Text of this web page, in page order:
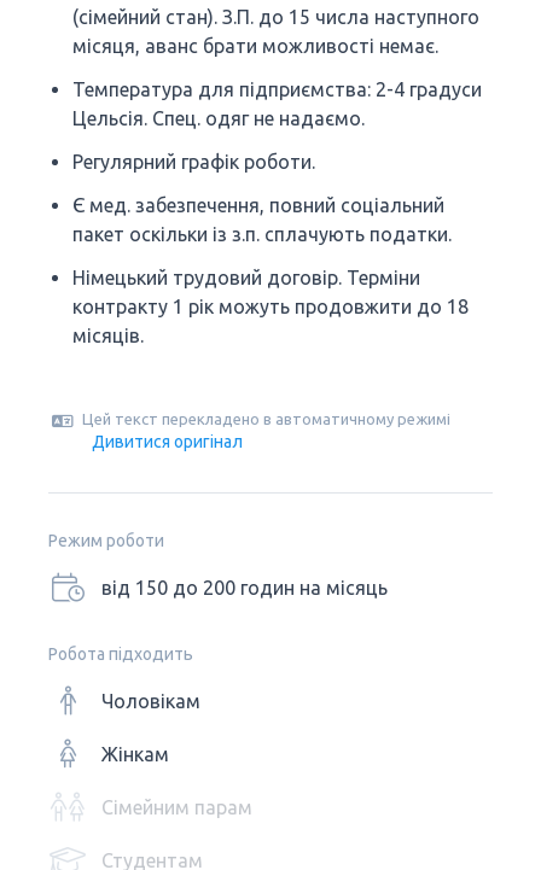
(сімейний стан). З.П. до 15 числа наступного
місяця, аванс брати можливості немає.
Температура для підприємства: 2-4 градуси
Цельсія. Спец. одяг не надаємо.
Регулярний графік роботи.
Є мед. забезпечення, повний соціальний
пакет оскільки із з.п. сплачують податки.
Німецький трудовий договір. Терміни
контракту 1 рік можуть продовжити до 18
місяців.
Цей текст перекладено в автоматичному режимі
Дивитися оригінал
Режим роботи
від 150 до 200 годин на місяць
Робота підходить
Чоловікам
Жінкам
Сімейним парам
Студентам